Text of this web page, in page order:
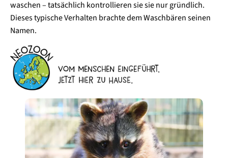
waschen – tatsächlich kontrollieren sie sie nur gründlich.
Dieses typische Verhalten brachte dem Waschbären seinen
Namen.